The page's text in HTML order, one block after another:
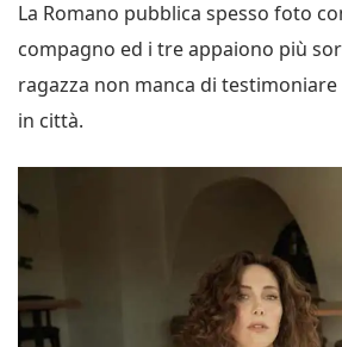
La Romano pubblica spesso foto
compagno ed i tre appaiono più
ragazza non manca di
in città.